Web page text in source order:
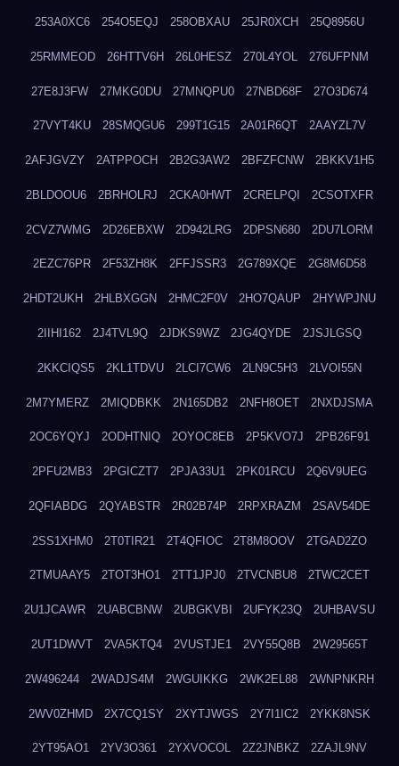
253A0XC6 254O5EQJ 258OBXAU 25JR0XCH 25Q8956U
25RMMEOD 26HTTV6H 26L0HESZ 270L4YOL 276UFPNM
27E8J3FW 27MKG0DU 27MNQPU0 27NBD68F 27O3D674
27VYT4KU 28SMQGU6 299T1G15 2A01R6QT 2AAYZL7V
2AFJGVZY 2ATPPOCH 2B2G3AW2 2BFZFCNW 2BKKV1H5
2BLDOOU6 2BRHOLRJ 2CKA0HWT 2CRELPQI 2CSOTXFR
2CVZ7WMG 2D26EBXW 2D942LRG 2DPSN680 2DU7LORM
2EZC76PR 2F53ZH8K 2FFJSSR3 2G789XQE 2G8M6D58
2HDT2UKH 2HLBXGGN 2HMC2F0V 2HO7QAUP 2HYWPJNU
2IIHI162 2J4TVL9Q 2JDKS9WZ 2JG4QYDE 2JSJLGSQ
2KKCIQS5 2KL1TDVU 2LCI7CW6 2LN9C5H3 2LVOI55N
2M7YMERZ 2MIQDBKK 2N165DB2 2NFH8OET 2NXDJSMA
2OC6YQYJ 2ODHTNIQ 2OYOC8EB 2P5KVO7J 2PB26F91
2PFU2MB3 2PGICZT7 2PJA33U1 2PK01RCU 2Q6V9UEG
2QFIABDG 2QYABSTR 2R02B74P 2RPXRAZM 2SAV54DE
2SS1XHM0 2T0TIR21 2T4QFIOC 2T8M8OOV 2TGAD2ZO
2TMUAAY5 2TOT3HO1 2TT1JPJ0 2TVCNBU8 2TWC2CET
2U1JCAWR 2UABCBNW 2UBGKVBI 2UFYK23Q 2UHBAVSU
2UT1DWVT 2VA5KTQ4 2VUSTJE1 2VY55Q8B 2W29565T
2W496244 2WADJS4M 2WGUIKKG 2WK2EL88 2WNPNKRH
2WV0ZHMD 2X7CQ1SY 2XYTJWGS 2Y7I1IC2 2YKK8NSK
2YT95AO1 2YV3O361 2YXVOCOL 2Z2JNBKZ 2ZAJL9NV